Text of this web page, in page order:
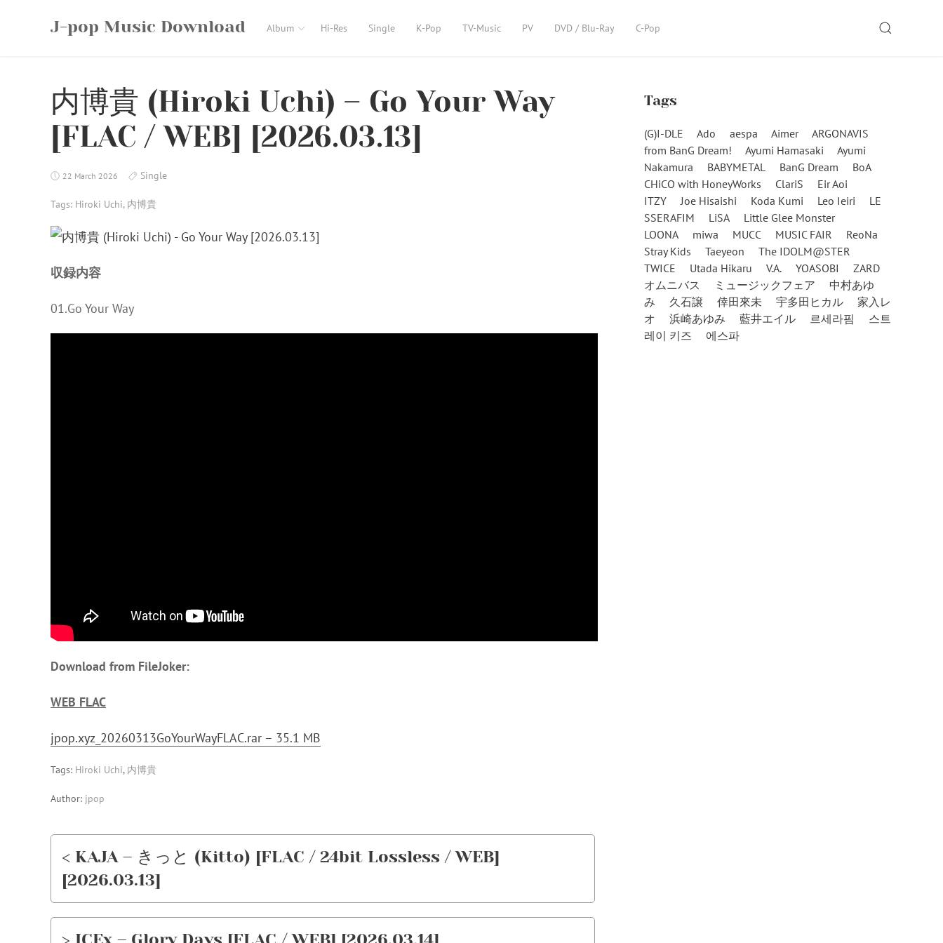
J-pop Music Download Album Hi-Res Single K-Pop TV-Music PV DVD / Blu-Ray C-Pop SEARCH
内博貴 (Hiroki Uchi) – Go Your Way
[FLAC / WEB] [2026.03.13]
22 March 2026 Single
Tags: Hiroki Uchi, 内博貴
収録内容
01.Go Your Way
Download from FileJoker:
WEB FLAC
jpop.xyz_20260313GoYourWayFLAC.rar – 35.1 MB
Tags: Hiroki Uchi, 内博貴
Author: jpop
< KAJA – きっと (Kitto) [FLAC / 24bit Lossless / WEB]
[2026.03.13]
Tags
(G)I-DLE Ado aespa Aimer
ARGONAVIS
from BanG Dream!
Ayumi Hamasaki
Ayumi
Nakamura
BABYMETAL BanG Dream
BoA
CHiCO with HoneyWorks
ClariS
Eir Aoi
ITZY
Joe Hisaishi Koda Kumi Leo Ieiri
LE
SSERAFIM
LiSA
Little Glee Monster
LOONA
miwa MUCC MUSIC FAIR
ReoNa
Stray Kids
Taeyeon
The IDOLM@STER
TWICE
Utada Hikaru V.A. YOASOBI
ZARD
オムニバス
ミュージックフェア
中村あゆ
み
久石譲 倖田來未 宇多田ヒカル
家入レ
オ
浜崎あゆみ 藍井エイル 르세라핌
스트
레이 키즈
에스파